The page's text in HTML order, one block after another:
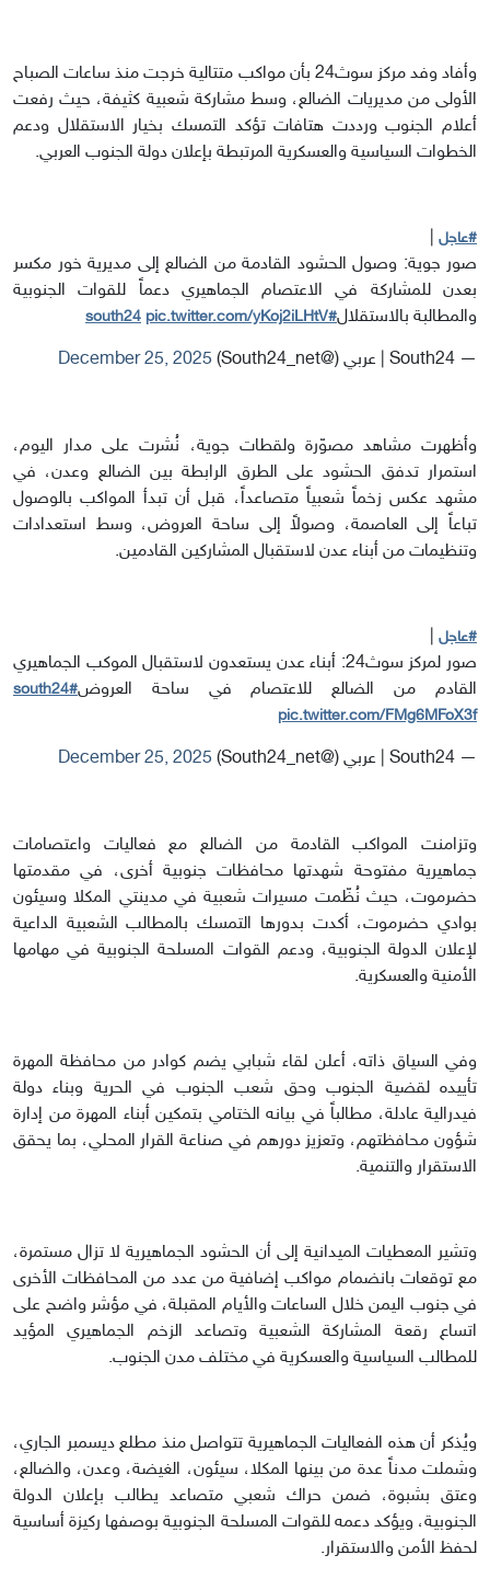
وأفاد وفد مركز سوث24 بأن مواكب متتالية خرجت منذ ساعات الصباح
الأولى من مديريات الضالع، وسط مشاركة شعبية كثيفة، حيث رفعت
أعلام الجنوب ورددت هتافات تؤكد التمسك بخيار الاستقلال ودعم
الخطوات السياسية والعسكرية المرتبطة بإعلان دولة الجنوب العربي.
#عاجل
صور جوية: وصول الحشود القادمة من الضالع إلى مديرية خور مكسر
بعدن للمشاركة في الاعتصام الجماهيري دعماً للقوات الجنوبية
والمطالبة بالاستقلال#south24
pic.twitter.com/yKoj2iLHtV
— South24 | عربي (@South24_net) December 25, 2025
وأظهرت مشاهد مصوّرة ولقطات جوية، نُشرت على مدار اليوم،
استمرار تدفق الحشود على الطرق الرابطة بين الضالع وعدن، في
مشهد عكس زخماً شعبياً متصاعداً، قبل أن تبدأ المواكب بالوصول
تباعاً إلى العاصمة، وصولاً إلى ساحة العروض، وسط استعدادات
وتنظيمات من أبناء عدن لاستقبال المشاركين القادمين.
#عاجل
صور لمركز سوث24: أبناء عدن يستعدون لاستقبال الموكب الجماهيري
القادم من الضالع للاعتصام في ساحة العروض#south24
pic.twitter.com/FMg6MFoX3f
— South24 | عربي (@South24_net) December 25, 2025
وتزامنت المواكب القادمة من الضالع مع فعاليات واعتصامات
جماهيرية مفتوحة شهدتها محافظات جنوبية أخرى، في مقدمتها
حضرموت، حيث نُظّمت مسيرات شعبية في مدينتي المكلا وسيئون
بوادي حضرموت، أكدت بدورها التمسك بالمطالب الشعبية الداعية
لإعلان الدولة الجنوبية، ودعم القوات المسلحة الجنوبية في مهامها
الأمنية والعسكرية.
وفي السياق ذاته، أعلن لقاء شبابي يضم كوادر من محافظة المهرة
تأييده لقضية الجنوب وحق شعب الجنوب في الحرية وبناء دولة
فيدرالية عادلة، مطالباً في بيانه الختامي بتمكين أبناء المهرة من إدارة
شؤون محافظتهم، وتعزيز دورهم في صناعة القرار المحلي، بما يحقق
الاستقرار والتنمية.
وتشير المعطيات الميدانية إلى أن الحشود الجماهيرية لا تزال مستمرة،
مع توقعات بانضمام مواكب إضافية من عدد من المحافظات الأخرى
في جنوب اليمن خلال الساعات والأيام المقبلة، في مؤشر واضح على
اتساع رقعة المشاركة الشعبية وتصاعد الزخم الجماهيري المؤيد
للمطالب السياسية والعسكرية في مختلف مدن الجنوب.
ويُذكر أن هذه الفعاليات الجماهيرية تتواصل منذ مطلع ديسمبر الجاري،
وشملت مدناً عدة من بينها المكلا، سيئون، الغيضة، وعدن، والضالع،
وعتق بشبوة، ضمن حراك شعبي متصاعد يطالب بإعلان الدولة
الجنوبية، ويؤكد دعمه للقوات المسلحة الجنوبية بوصفها ركيزة أساسية
لحفظ الأمن والاستقرار.